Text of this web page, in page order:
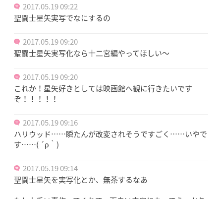
2017.05.19 09:22
聖闘士星矢実写でなにするの
2017.05.19 09:20
聖闘士星矢実写化なら十二宮編やってほしい〜
2017.05.19 09:20
これか！星矢好きとしては映画館へ観に行きたいです
ぞ！！！！！
2017.05.19 09:16
ハリウッド……瞬たんが改変されそうですごく……いやで
す……( ´ρ｀)
2017.05.19 09:14
聖闘士星矢を実写化とか、無茶するなあ